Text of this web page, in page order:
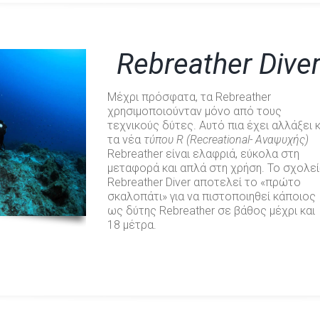
Rebreather
Μέχρι πρόσφατα, τα Rebreather
χρησιμοποιούνταν μόνο από τους
τεχνικούς δύτες. Αυτό πια έχει αλλάξει
τα νέα τύπου R (Recreational- Αναψυχής)
Rebreather είναι ελαφριά, εύκολα στη
μεταφορά και απλά στη χρήση. Το
Rebreather Diver αποτελεί το «πρώτο
σκαλοπάτι» για να πιστοποιηθεί κάποιος
ως δύτης Rebreather σε βάθος μέχρι και
18 μέτρα.